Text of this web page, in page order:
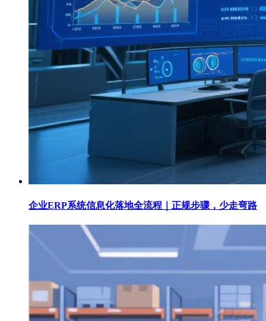
企业ERP系统信息化落地全流程｜正规步骤，少走弯路